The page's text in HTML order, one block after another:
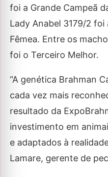
foi a Grande Campeã
Lady Anabel 3179/2
Fêmea. Entre os
foi o Terceiro Melhor.
“A genética Brahman
cada vez mais
resultado da
investimento em
e adaptados à
Lamare, gerente de